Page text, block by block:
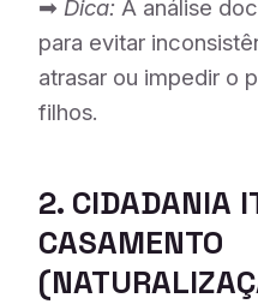
➡Dica: A análise
para evitar
atrasar ou impedir o
filhos.
2. CIDADANIA
CASAMENTO
(